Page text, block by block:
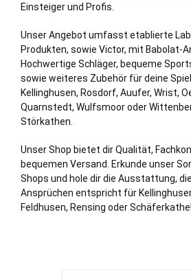
Einsteiger und Profis.
Unser Angebot umfasst etablierte
Produkten, sowie Victor, mit Babolat-
Hochwertige Schläger, bequeme
sowie weiteres Zubehör für deine
Kellinghusen, Rosdorf, Auufer, Wrist,
Quarnstedt, Wulfsmooroder
Störkathen
Unser Shop bietet dir Qualität,
bequemen Versand. Erkunde unser
Shops und hole dir die Ausstattung,
Ansprüchen entspricht für
Feldhusen, Rensing oder Schäferkathe!